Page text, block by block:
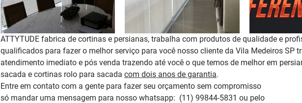
ATTYTUDE fabrica de cortinas e persianas, trabalha com produtos de qualidade e
qualificados para fazer o melhor serviço para você nosso cliente da Vila Medeiros SP
atendimento imediato e pós venda trazendo até você o que temos de melhor em
sacada e cortinas rolo para sacada com dois anos de garantia.
Entre em contato com a gente para fazer seu orçamento sem compromisso
só mandar uma mensagem para nosso whatsapp:  (11) 99844-5831 ou pelo